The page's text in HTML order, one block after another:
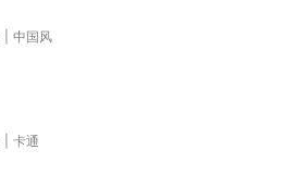
中国风
卡通